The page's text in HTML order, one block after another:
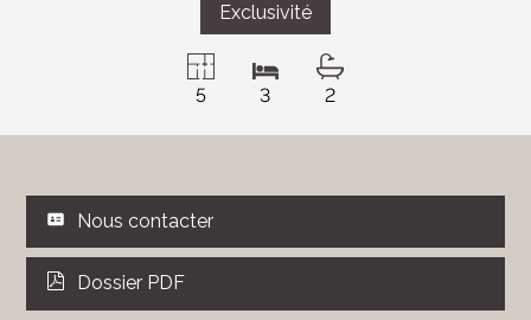
Exclusivité
5 3 2
Nous contacter
Dossier PDF